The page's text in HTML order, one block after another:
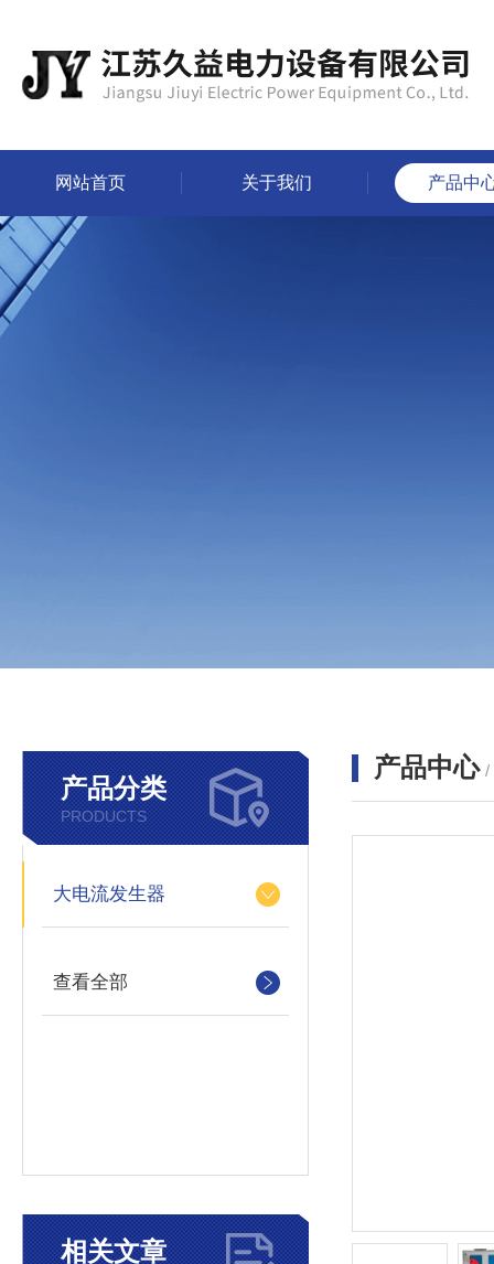
网站首页 关于我们 产品中
产品分类
PRODUCTS
大电流发生器
查看全部
相关文章
产品中心 /